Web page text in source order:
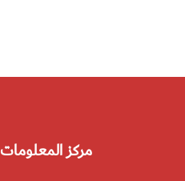
مركز المعلومات